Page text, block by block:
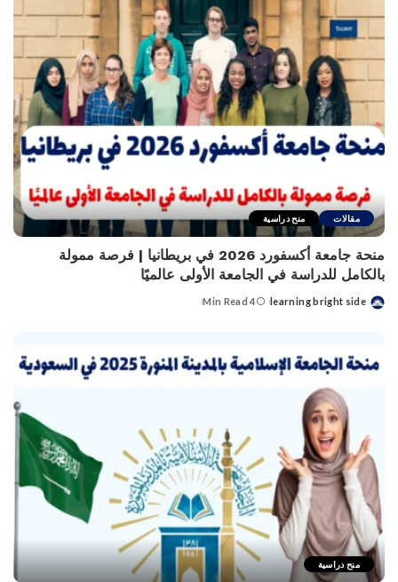
مقالات منح دراسية
منحة جامعة أكسفورد 2026 في بريطانيا | فرصة ممولة
بالكامل للدراسة في الجامعة الأولى عالميًا
Posted
learning bright side
4 Min Read
منح دراسية